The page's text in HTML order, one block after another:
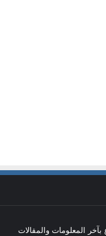
بآخر المعلومات والمقالات